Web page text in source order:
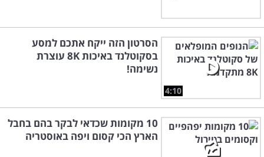
4:10
הסרטון הזה ייקח אתכם למסע
בסקוטלנד באיכות 8K עוצרת
נשימה!
10 מקומות שכדאי לבקר בהם בחבל
הארץ הכי קסום ויפה באוסטריה